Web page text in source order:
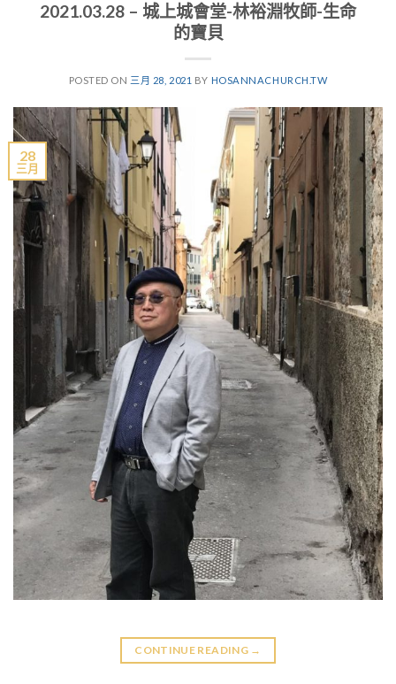
2021.03.28 – 城上城會堂-林裕淵牧師-生命
的寶貝
POSTED ON 三月 28, 2021 BY HOSANNACHURCH.TW
28
三月
CONTINUE READING →